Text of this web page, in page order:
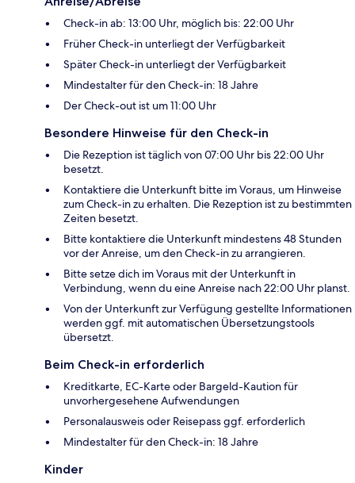
Check-in ab: 13:00 Uhr, möglich bis: 22:00 Uhr
Früher Check-in unterliegt der Verfügbarkeit
Später Check-in unterliegt der Verfügbarkeit
Mindestalter für den Check-in: 18 Jahre
Der Check-out ist um 11:00 Uhr
Besondere Hinweise für den Check-in
Die Rezeption ist täglich von 07:00 Uhr bis 22:00 Uhr
besetzt.
Kontaktiere die Unterkunft bitte im Voraus, um Hinweise
zum Check-in zu erhalten. Die Rezeption ist zu bestimmten
Zeiten besetzt.
Bitte kontaktiere die Unterkunft mindestens 48 Stunden
vor der Anreise, um den Check-in zu arrangieren.
Bitte setze dich im Voraus mit der Unterkunft in
Verbindung, wenn du eine Anreise nach 22:00 Uhr planst.
Von der Unterkunft zur Verfügung gestellte Informationen
werden ggf. mit automatischen Übersetzungstools
übersetzt.
Beim Check-in erforderlich
Kreditkarte, EC-Karte oder Bargeld-Kaution für
unvorhergesehene Aufwendungen
Personalausweis oder Reisepass ggf. erforderlich
Mindestalter für den Check-in: 18 Jahre
Kinder